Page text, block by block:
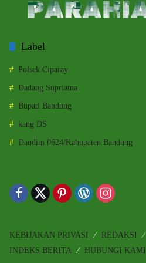
Label
Polsek Ciparay
Dadang Supriatna
Bupati Bandung
kang DS
Dandim 0624/Kabupaten Bandung
KEBIJAKAN PRIVASI REDAKSI
INDEKS BERITA
HUBUNGI KAMI